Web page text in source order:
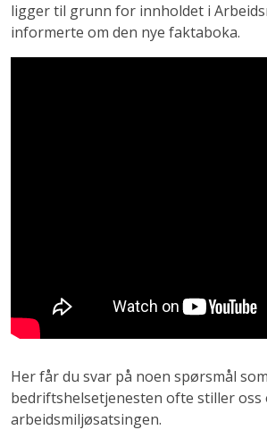
ligger til grunn for innholdet i
informerte om den nye faktaboka.
Her får du svar på noen spørsmål
bedriftshelsetjenesten ofte stiller oss
arbeidsmiljøsatsingen.